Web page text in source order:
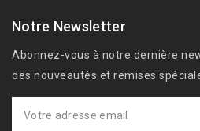
Notre Newsletter
Abonnez-vous à notre dernière
des nouveautés et remises